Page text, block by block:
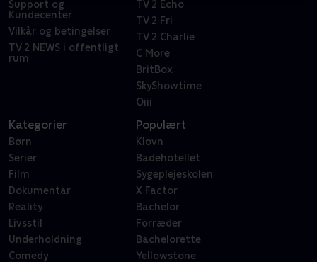
Support og
Kundecenter
Vilkår og betingelser
TV 2 NEWS i offentligt
rum
TV 2 Echo
TV 2 Fri
TV 2 Charlie
C More
BritBox
SkyShowtime
Oiii
Kategorier
Børn
Serier
Film
Dokumentar
Reality
Livsstil
Underholdning
Comedy
Populært
Klovn
Badehotellet
Sygeplejeskolen
X Factor
Bachelor
Forræder
Bachelorette
Yellowstone